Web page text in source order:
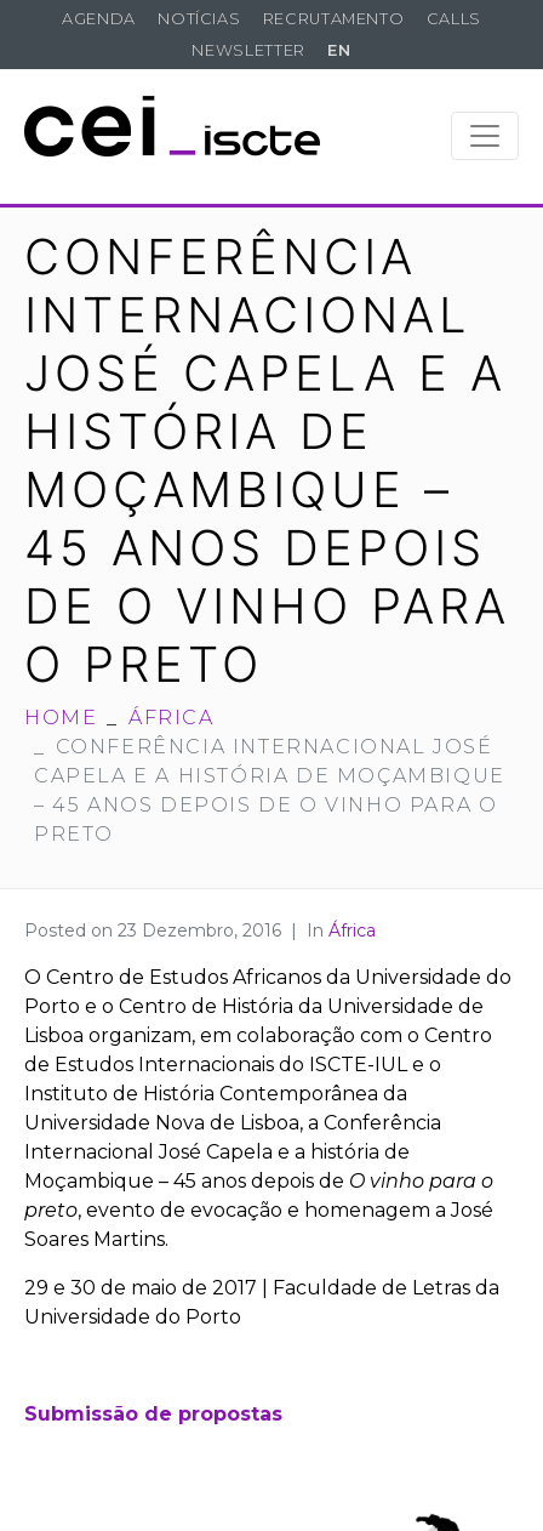
AGENDA NOTÍCIAS RECRUTAMENTO
CALLS
NEWSLETTER
EN
CONFERÊNCIA
INTERNACIONAL
JOSÉ CAPELA E A
HISTÓRIA DE
MOÇAMBIQUE –
45 ANOS DEPOIS
DE O VINHO PARA
O PRETO
HOME
ÁFRICA
CONFERÊNCIA INTERNACIONAL JOSÉ
CAPELA E A HISTÓRIA DE MOÇAMBIQUE
– 45 ANOS DEPOIS DE O VINHO PARA O
PRETO
Posted on 23 Dezembro, 2016 In África
O Centro de Estudos Africanos da Universidade do
Porto e o Centro de História da Universidade de
Lisboa organizam, em colaboração com o Centro
de Estudos Internacionais do ISCTE-IUL e o
Instituto de História Contemporânea da
Universidade Nova de Lisboa, a Conferência
Internacional José Capela e a história de
Moçambique – 45 anos depois de O vinho para o
preto, evento de evocação e homenagem a José
Soares Martins.
29 e 30 de maio de 2017 | Faculdade de Letras da
Universidade do Porto
Submissão de propostas